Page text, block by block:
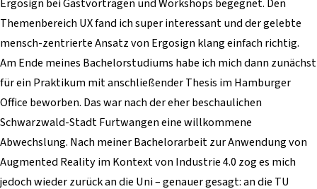
Ergosign bei Gastvorträgen und Workshops begegnet. Den
Themenbereich UX fand ich super interessant und der gelebte
mensch-zentrierte Ansatz von Ergosign klang einfach richtig.
Am Ende meines Bachelorstudiums habe ich mich dann zunächst
für ein Praktikum mit anschließender Thesis im Hamburger
Office beworben. Das war nach der eher beschaulichen
Schwarzwald-Stadt Furtwangen eine willkommene
Abwechslung. Nach meiner Bachelorarbeit zur Anwendung von
Augmented Reality im Kontext von Industrie 4.0 zog es mich
jedoch wieder zurück an die Uni – genauer gesagt: an die TU